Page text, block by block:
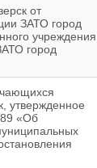
от
ЗАТО город
учреждения
город
утвержденное
«Об